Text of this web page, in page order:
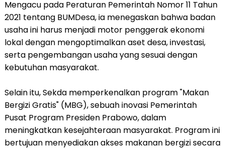
Mengacu pada Peraturan Pemerintah Nomor 11 Tahun
2021 tentang BUMDesa, ia menegaskan bahwa badan
usaha ini harus menjadi motor penggerak ekonomi
lokal dengan mengoptimalkan aset desa, investasi,
serta pengembangan usaha yang sesuai dengan
kebutuhan masyarakat.
Selain itu, Sekda memperkenalkan program "Makan
Bergizi Gratis" (MBG), sebuah inovasi Pemerintah
Pusat Program Presiden Prabowo, dalam
meningkatkan kesejahteraan masyarakat. Program ini
bertujuan menyediakan akses makanan bergizi secara